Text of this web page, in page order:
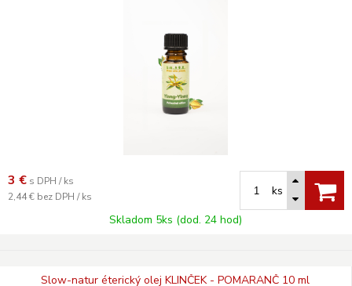
3 € s DPH / ks
2,44 € bez DPH / ks
ks
Skladom 5ks (dod. 24 hod)
Slow-natur éterický olej KLINČEK - POMARANČ 10 ml